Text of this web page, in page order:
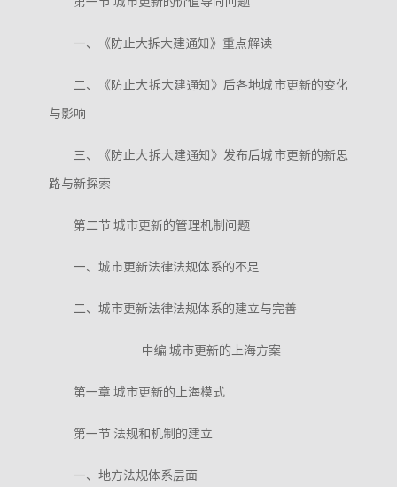
一、《防止大拆大建通知》重点解读
二、《防止大拆大建通知》后各地城市更新的变化
与影响
三、《防止大拆大建通知》发布后城市更新的新思
路与新探索
第二节 城市更新的管理机制问题
一、城市更新法律法规体系的不足
二、城市更新法律法规体系的建立与完善
中编 城市更新的上海方案
第一章 城市更新的上海模式
第一节 法规和机制的建立
一、地方法规体系层面